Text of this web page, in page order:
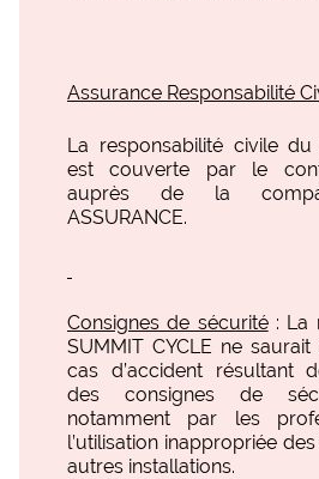
Assurance Responsabilité
La responsabilité civile du
est couverte par le
auprès de la
ASSURANCE.
Consignes de sécurité: La
SUMMIT CYCLE ne
cas d’accident résultant
des consignes de
notamment par les
l’utilisation inappropriée
autres installations.